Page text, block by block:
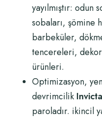
yayılmıştır:
sobaları, şömine
barbeküler,
tencereleri,
ürünleri.
Optimizasyon,
devrimcilik Invicta
paroladır. ikincil